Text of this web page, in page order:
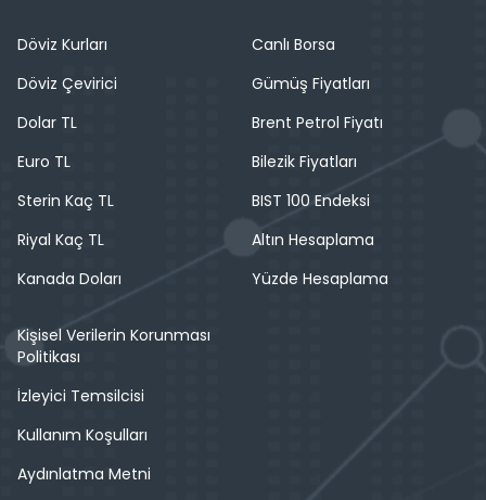
Döviz Kurları
Döviz Çevirici
Dolar TL
Euro TL
Sterin Kaç TL
Riyal Kaç TL
Kanada Doları
Canlı Borsa
Gümüş Fiyatları
Brent Petrol Fiyatı
Bilezik Fiyatları
BIST 100 Endeksi
Altın Hesaplama
Yüzde Hesaplama
Kişisel Verilerin Korunması
Politikası
İzleyici Temsilcisi
Kullanım Koşulları
Aydınlatma Metni